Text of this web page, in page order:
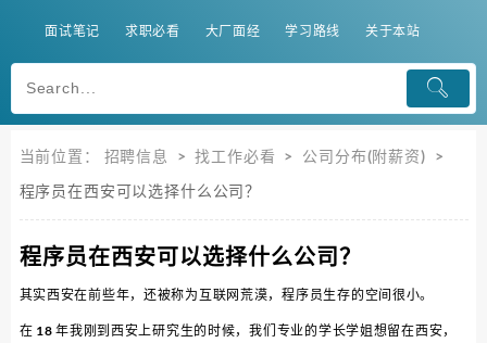
面试笔记 求职必看 大厂面经 学习路线 关于本站
当前位置： 招聘信息 >找工作必看 > 公司分布(附薪资) >
程序员在西安可以选择什么公司？
程序员在西安可以选择什么公司？
其实西安在前些年，还被称为互联网荒漠，程序员生存的空间很小。
在 18 年我刚到西安上研究生的时候，我们专业的学长学姐想留在西安，